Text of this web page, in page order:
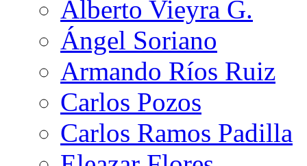
Alberto Vieyra G.
Ángel Soriano
Armando Ríos Ruiz
Carlos Pozos
Carlos Ramos Padilla